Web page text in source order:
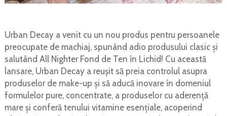
Urban Decay a venit cu un nou produs pentru persoanele
preocupate de machiaj, spunând adio produsului clasic și
salutând All Nighter Fond de Ten în Lichid! Cu această
lansare, Urban Decay a reușit să preia controlul asupra
produselor de make-up și să aducă inovare în domeniul
formulelor pure, concentrate, a produselor cu aderență
mare și conferă tenului vitamine esențiale, acoperind